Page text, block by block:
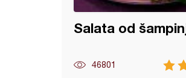
Salata od
46801